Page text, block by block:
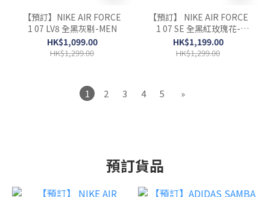
【預訂】NIKE AIR FORCE
1 07 LV8 全黑灰剔-MEN
HK$1,099.00
HK$1,299.00
【預訂】 NIKE AIR FORCE
1 07 SE 全黑紅玫瑰花-
WOMEN
HK$1,199.00
HK$1,299.00
1 2 3 4 5 »
預訂貨品